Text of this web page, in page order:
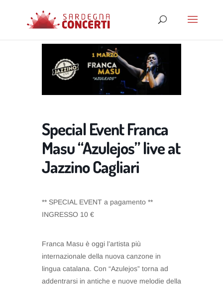
Special Event Franca
Masu “Azulejos” live at
Jazzino Cagliari
** SPECIAL EVENT a pagamento **
INGRESSO 10 €
Franca Masu è oggi l’artista più
internazionale della nuova canzone in
lingua catalana. Con “Azulejos” torna ad
addentrarsi in antiche e nuove melodie della